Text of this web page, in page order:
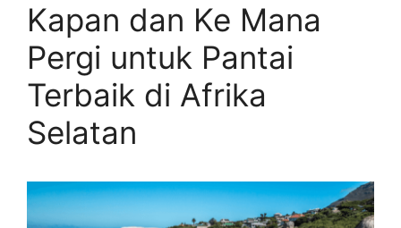
Kapan dan Ke Mana
Pergi untuk Pantai
Terbaik di Afrika
Selatan